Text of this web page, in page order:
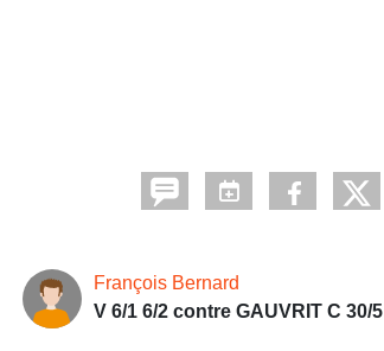
François Bernard
V 6/1 6/2 contre GAUVRIT C 30/5